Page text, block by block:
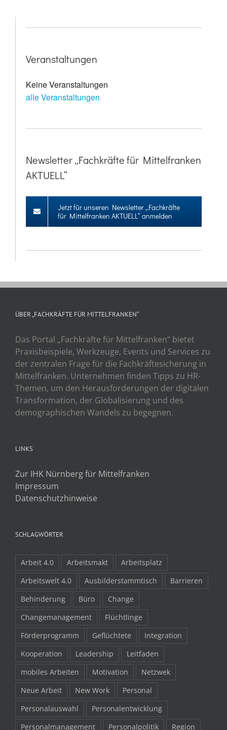
Veranstaltungen
Keine Veranstaltungen
alle Veranstaltungen
Newsletter „Fachkräfte für Mittelfranken
AKTUELL“
Jetzt für unseren Newsletter „Fachkräfte
für Mittelfranken AKTUELL“ anmelden
ÜBER „FACHKRÄFTE FÜR MITTELFRANKEN“
Das Portal „Fachkräfte für Mittelfranken“ bietet
Praxisbeispiele, Werkzeuge, Events und Services zu
der zentralen Frage für die Fachkräftesicherung in
Mittelfranken. Unternehmen finden Tipps zu HR-
Themen, um den Herausforderungen der digitalen
Transformation, der Globalisierung und des
demographischen Wandels zu begegnen.
LINKS
Zur IHK Nürnberg für Mittelfranken
Impressum
Datenschutzhinweise
SCHLAGWÖRTER
Arbeit 4.0 Arbeitsmakt
Arbeitsplatz
Arbeitswelt 4.0
Ausbilderstammtisch
Barrieren
Behinderung
Büro
Change
Changemanagement
Flüchtlinge
Förderprogramm
Geflüchtete
Integration
Kooperation
Leadership
Leitfaden
mobiles Arbeiten
Motivation
Netzwek
Neue Arbeit
New Work
Personal
Personalauswahl
Personalentwicklung
Personalmanagement
Personalpolitik Region